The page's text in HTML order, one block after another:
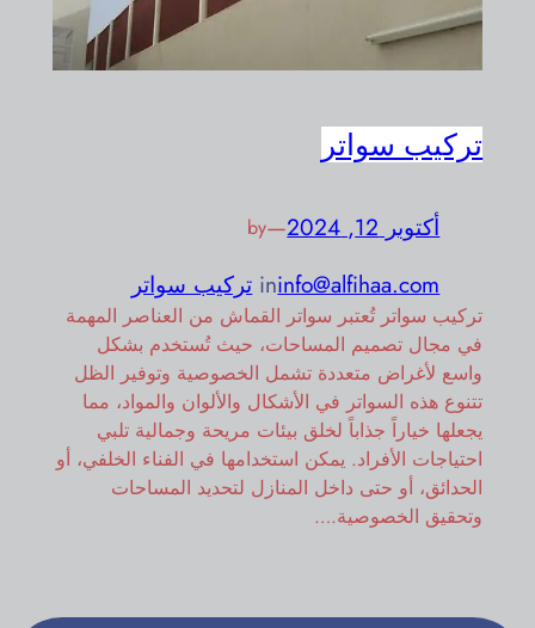
تركيب سواتر
أكتوبر 12, 2024 —
by
info@alfihaa.com
in تركيب سواتر
تركيب سواتر تُعتبر سواتر القماش من العناصر المهمة
في مجال تصميم المساحات، حيث تُستخدم بشكل
واسع لأغراض متعددة تشمل الخصوصية وتوفير الظل
تتنوع هذه السواتر في الأشكال والألوان والمواد، مما
يجعلها خياراً جذاباً لخلق بيئات مريحة وجمالية تلبي
احتياجات الأفراد. يمكن استخدامها في الفناء الخلفي، أو
الحدائق، أو حتى داخل المنازل لتحديد المساحات
وتحقيق الخصوصية.…